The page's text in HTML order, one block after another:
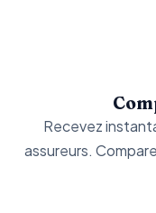
Recevez
assureurs.